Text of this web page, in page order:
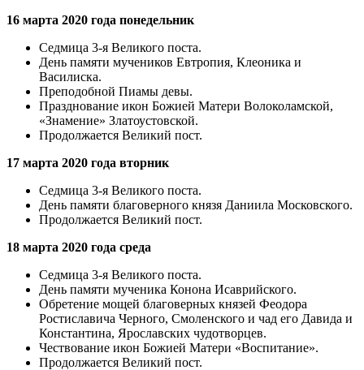
16 марта 2020 года понедельник
Седмица 3-я Великого поста.
День памяти мучеников Евтропия, Клеоника и
Василиска.
Преподобной Пиамы девы.
Празднование икон Божией Матери Волоколамской,
«Знамение» Златоустовской.
Продолжается Великий пост.
17 марта 2020 года вторник
Седмица 3-я Великого поста.
День памяти благоверного князя Даниила Московского.
Продолжается Великий пост.
18 марта 2020 года среда
Седмица 3-я Великого поста.
День памяти мученика Конона Исаврийского.
Обретение мощей благоверных князей Феодора
Ростиславича Черного, Смоленского и чад его Давида и
Константина, Ярославских чудотворцев.
Чествование икон Божией Матери «Воспитание».
Продолжается Великий пост.